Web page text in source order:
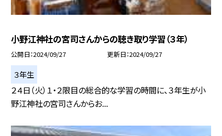
小野江神社の宮司さんからの聴き取り学習（３年）
公開日 2024/09/27 更新日 2024/09/27
３年生
２４日（火）１・２限目の総合的な学習の時間に、３年生が小
野江神社の宮司さんからお...